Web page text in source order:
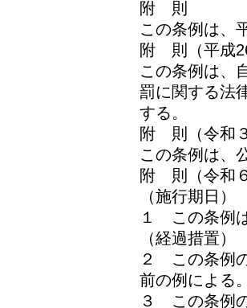
附 則
この条例は、
附 則（平成
この条例は、
罰に関する法
する。
附 則（令和
この条例は、
附 則（令和
（施行期日）
１ この条例
（経過措置）
２ この条例
前の例による
３ この条例